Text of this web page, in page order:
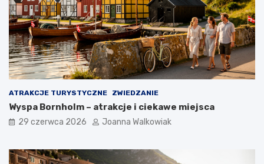
ATRAKCJE TURYSTYCZNE ZWIEDZANIE
Wyspa Bornholm – atrakcje i ciekawe miejsca
29 czerwca 2026 Joanna Walkowiak